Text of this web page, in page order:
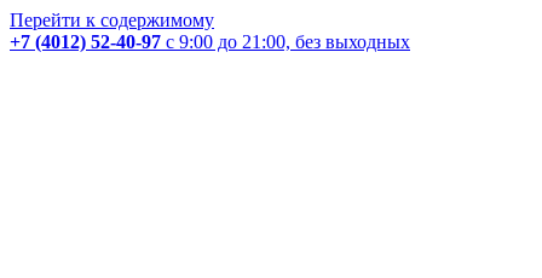
Перейти к содержимому
+7 (4012) 52-40-97 с 9:00 до 21:00, без выходных